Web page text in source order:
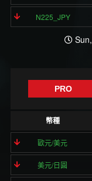
N225_JPY
PRO
幣種
歐元/美元
美元/日圓